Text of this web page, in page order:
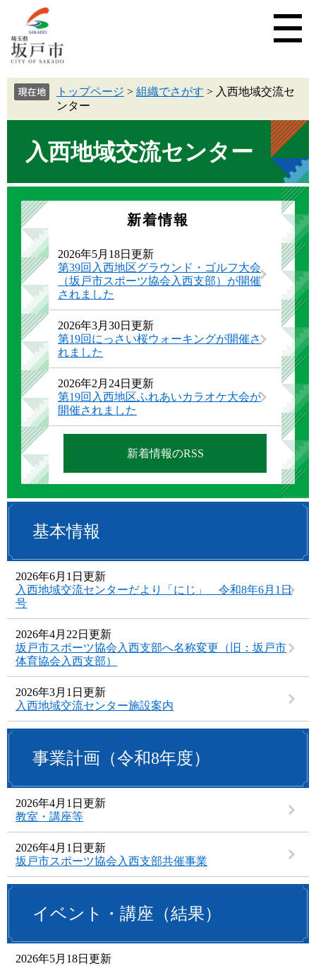
トップページ > 組織でさがす > 入西地域交流セ
ンター
入西地域交流センター
新着情報
2026年5月18日更新
第39回入西地区グラウンド・ゴルフ大会
（坂戸市スポーツ協会入西支部）が開催
されました
2026年3月30日更新
第19回にっさい桜ウォーキングが開催さ
れました
2026年2月24日更新
第19回入西地区ふれあいカラオケ大会が
開催されました
新着情報のRSS
基本情報
2026年6月1日更新
入西地域交流センターだより「にじ」 令和8年6月1日
号
2026年4月22日更新
坂戸市スポーツ協会入西支部へ名称変更（旧：坂戸市
体育協会入西支部）
2026年3月1日更新
入西地域交流センター施設案内
事業計画（令和8年度）
2026年4月1日更新
教室・講座等
2026年4月1日更新
坂戸市スポーツ協会入西支部共催事業
イベント・講座（結果）
2026年5月18日更新